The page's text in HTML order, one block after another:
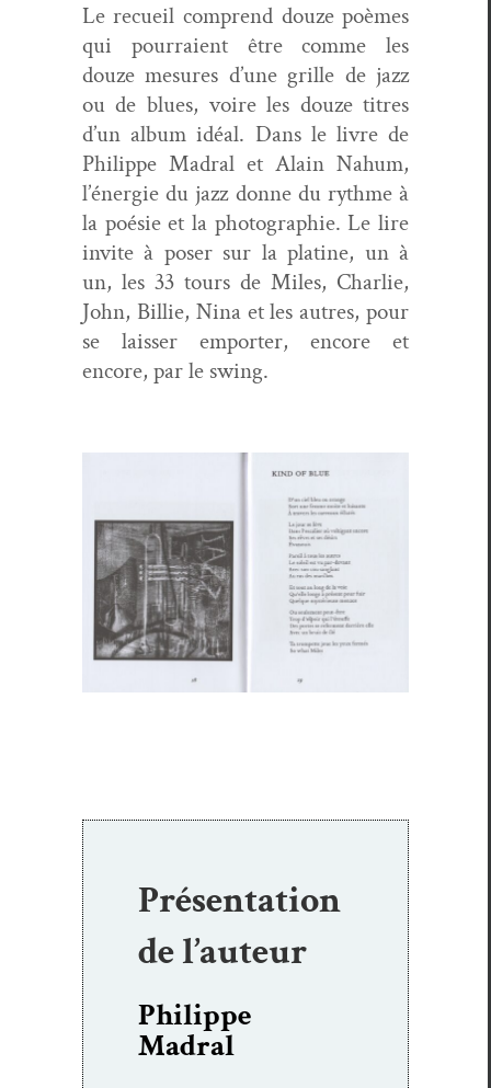
Le recueil com­prend douze poèmes
qui pour­raient être comme les
douze mesures d’une grille de jazz
ou de blues, voire les douze titres
d’un album idéal. Dans le livre de
Philippe Madral et Alain Nahum,
l’énergie du jazz donne du rythme à
la poésie et la pho­togra­phie. Le lire
invite à pos­er sur la pla­tine, un à
un, les 33 tours de Miles, Char­lie,
John, Bil­lie, Nina et les autres, pour
se laiss­er emporter, encore et
encore, par le swing.
Présentation
de l’auteur
Philippe
Madral